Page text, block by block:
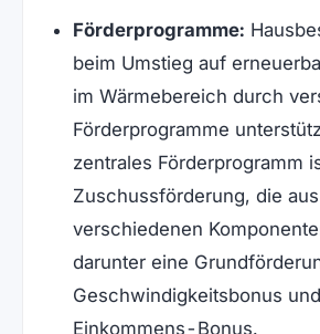
Förderprogramme:
beim Umstieg auf
im Wärmebereich durch
Förderprogramme
zentrales Förderprogramm
Zuschussförderung, die aus
verschiedenen
darunter eine
Geschwindigkeitsbonus
Einkommens-Bonus.